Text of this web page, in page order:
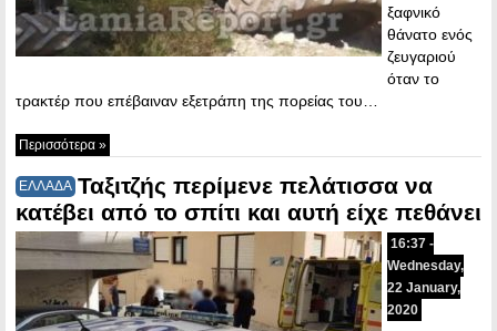
ξαφνικό
θάνατο ενός
ζευγαριού
όταν το
τρακτέρ που επέβαιναν εξετράπη της πορείας του…
Περισσότερα »
ΕΛΛΑΔΑ Ταξιτζής περίμενε πελάτισσα να
κατέβει από το σπίτι και αυτή είχε πεθάνει
16:37 -
Wednesday,
22 January,
2020